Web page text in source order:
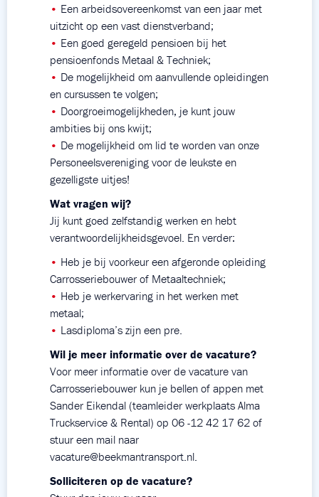
• Een arbeidsovereenkomst van een jaar met
uitzicht op een vast dienstverband;
• Een goed geregeld pensioen bij het
pensioenfonds Metaal & Techniek;
• De mogelijkheid om aanvullende opleidingen
en cursussen te volgen;
• Doorgroeimogelijkheden, je kunt jouw
ambities bij ons kwijt;
• De mogelijkheid om lid te worden van onze
Personeelsvereniging voor de leukste en
gezelligste uitjes!
Wat vragen wij?
Jij kunt goed zelfstandig werken en hebt
verantwoordelijkheidsgevoel. En verder:
• Heb je bij voorkeur een afgeronde opleiding
Carrosseriebouwer of Metaaltechniek;
• Heb je werkervaring in het werken met
metaal;
• Lasdiploma’s zijn een pre.
Wil je meer informatie over de vacature?
Voor meer informatie over de vacature van
Carrosseriebouwer kun je bellen of appen met
Sander Eikendal (teamleider werkplaats Alma
Truckservice & Rental) op 06 -12 42 17 62 of
stuur een mail naar
vacature@beekmantransport.nl
Solliciteren op de vacature?